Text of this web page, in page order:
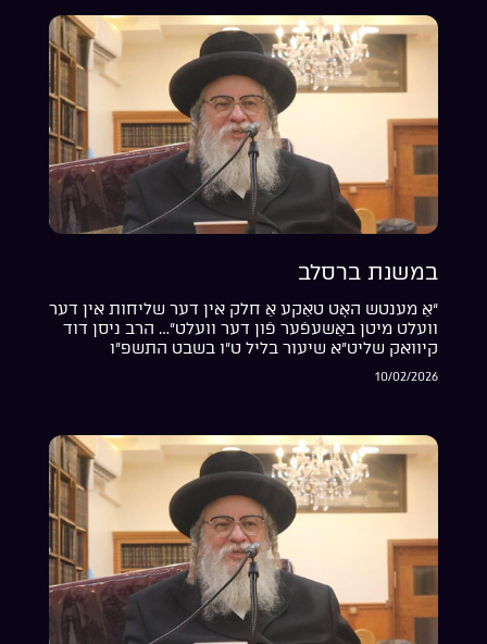
במשנת ברסלב
“אַ מענטש האָט טאַקע אַ חלק אין דער שליחות אין דער
וועלט מיטן באַשעפֿער פֿון דער וועלט”… הרב ניסן דוד
קיוואק שליט”א שיעור בליל ט”ו בשבט התשפ”ו
10/02/2026